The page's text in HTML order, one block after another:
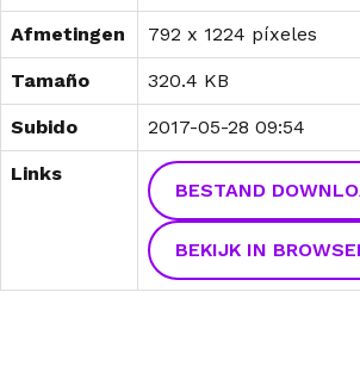
Afmetingen 792 x 1224 píxeles
Tamaño 320.4 KB
Subido 2017-05-28 09:54
Links
BESTAND
BEKIJK IN